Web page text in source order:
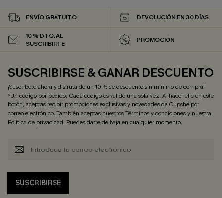
ENVÍO GRATUITO DEVOLUCIÓN EN 30 DÍAS
10 % DTO. AL
SUSCRIBIRTE
PROMOCIÓN
SUSCRIBIRSE & GANAR DESCUENTO
¡Suscríbete ahora y disfruta de un 10 % de descuento sin mínimo de compra!
*Un código por pedido. Cada código es válido una sola vez. Al hacer clic en este
botón, aceptas recibir promociones exclusivas y novedades de Cupshe por
correo electrónico. También aceptas nuestrosTérminos y condicionesy nuestra
Política de privacidad. Puedes darte de baja en cualquier momento.
SUSCRIBIRSE